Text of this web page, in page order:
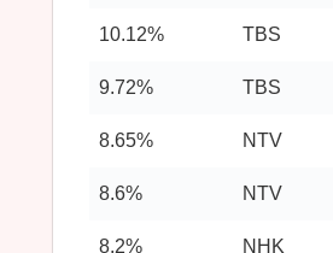
10.12% TBS
9.72% TBS
8.65% NTV
8.6% NTV
8.2% NHK